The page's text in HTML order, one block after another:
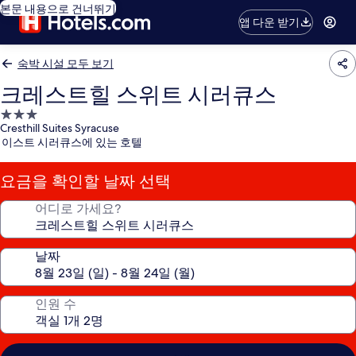
본문 내용으로 건너뛰기
앱 다운 받기
숙박 시설 모두 보기
크레스트힐 스위트 시러큐스
3.0
성
급
숙
박
시
Cresthill Suites Syracuse
이스트 시러큐스에 있는 호텔
요금을 확인할 날짜 선택
어디로 가세요?
날짜
인원 수